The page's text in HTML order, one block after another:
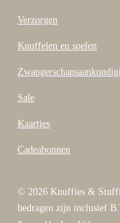
Verzorgen
Knuffelen en spelen
Sale
Kaartjes
Cadeabonnen
© 2026 Knuffies &
bedragen zijn inclusief